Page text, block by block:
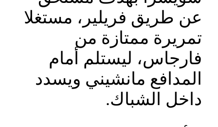
عن طريق فريلير، مستغلا
تمريرة ممتازة من
فارجاس، ليستلم أمام
المدافع مانشيني ويسدد
داخل الشباك.